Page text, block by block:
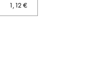
1,12 €